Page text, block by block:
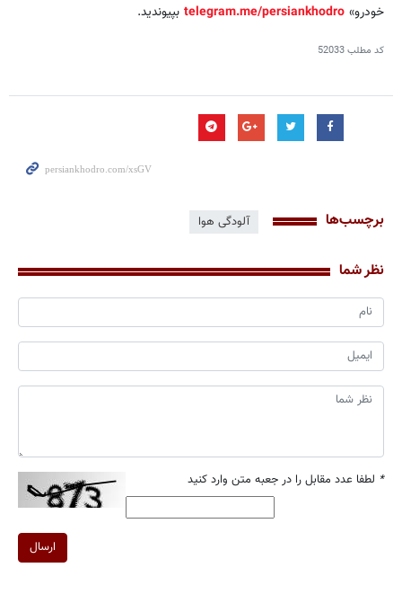
خودرو» telegram.me/persiankhodro بپیوندید.
کد مطلب52033
برچسب‌ها آلودگی هوا
نظر شما
* لطفا عدد مقابل را در جعبه متن وارد کنید
ارسال